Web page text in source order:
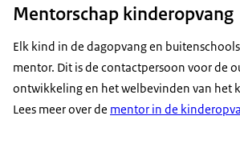
Mentorschap kinderopvang
Elk kind in de dagopvang en
mentor. Dit is de contactpersoon voor de
ontwikkeling en het welbevinden van het
Lees meer over de mentor in de